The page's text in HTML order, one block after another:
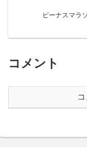
ビーナスマラ
コメント